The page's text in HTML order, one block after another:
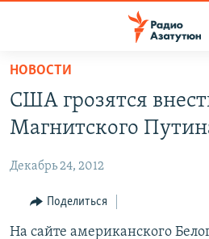
Перейти
основному
содержанию
навигации
Перейти
НОВОСТИ
ОБЩЕСТВО
ЭКОНОМИКА
РЕГИОН
НОВОСТИ
США грозятся
Магнитского
Декабрь 24, 2012
Поделиться
На сайте американского